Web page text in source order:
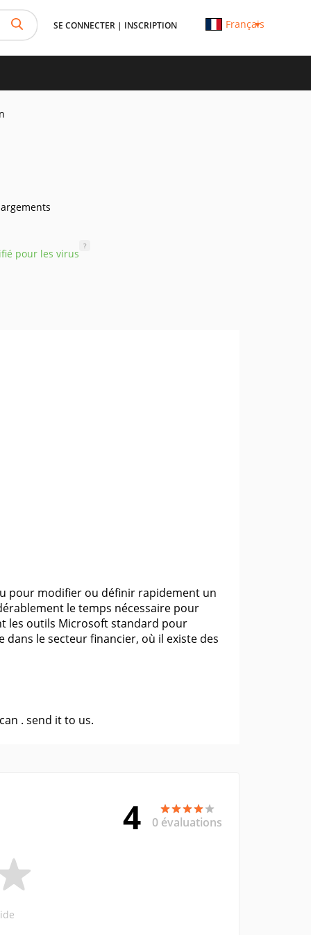
SE CONNECTER | INSCRIPTION Français
pour les virus
?
pour modifier ou définir rapidement un
le temps nécessaire pour
les outils Microsoft standard pour
le secteur financier, où il existe des
. send it to us.
4 0 évaluations